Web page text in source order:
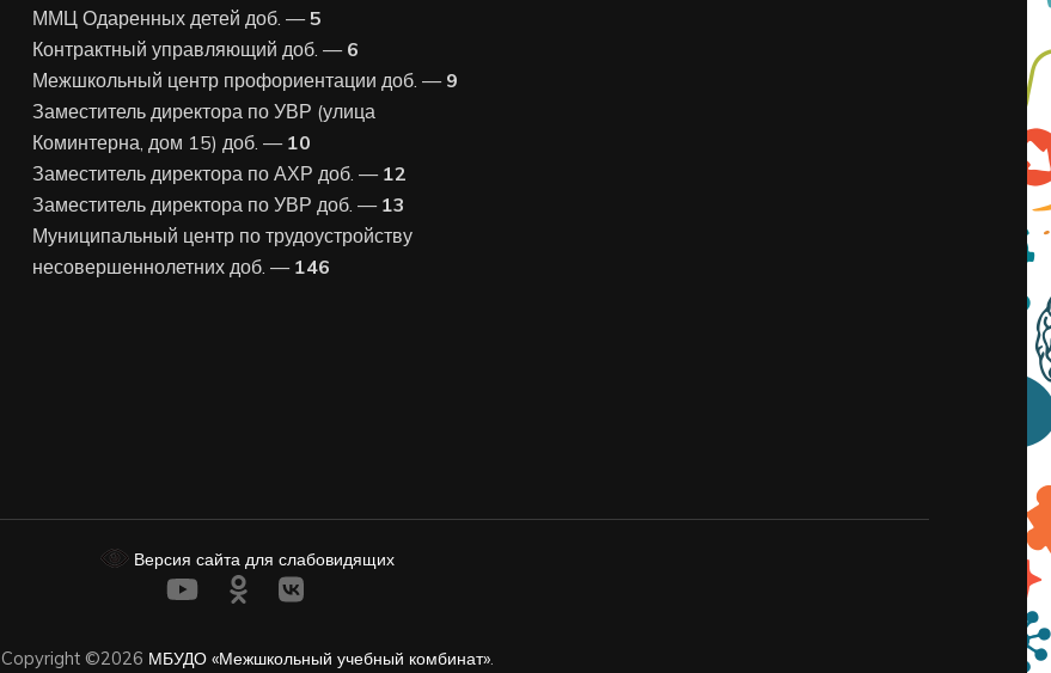
ММЦ Одаренных детей доб. —5
Контрактный управляющий доб. — 6
Межшкольный центр профориентации доб. — 9
Заместитель директора по УВР (улица
Коминтерна, дом 15) доб. — 10
Заместитель директора по АХР доб. — 12
Заместитель директора по УВР доб. — 13
Муниципальный центр по трудоустройству
несовершеннолетних доб. — 146
Версия сайта для слабовидящих
Copyright ©2026 МБУДО «Межшкольный учебный комбинат»